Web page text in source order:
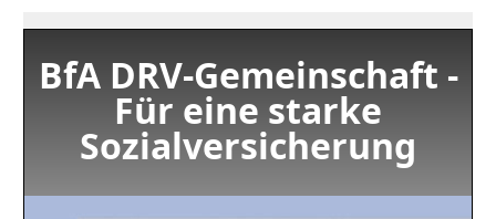
BfA DRV-Gemeinschaft -
Für eine starke
Sozialversicherung